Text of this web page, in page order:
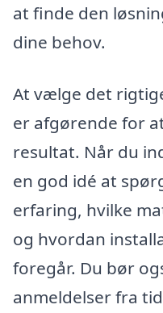
at finde den
dine behov.
At vælge det
er afgørende for
resultat. Når du
en god idé at
erfaring, hvilke
og hvordan
foregår. Du bør
anmeldelser fra